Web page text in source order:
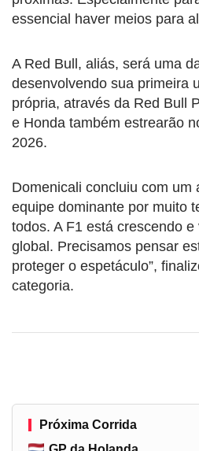
essencial haver meios para
A Red Bull, aliás, será uma
desenvolvendo sua primeira
própria, através da Red Bull
e Honda também estrearão
2026.
Domenicali concluiu com um
equipe dominante por muito
todos. A F1 está crescendo
global. Precisamos pensar
proteger o espetáculo”,
categoria.
Próxima Corrida